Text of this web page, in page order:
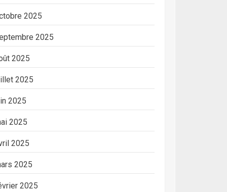
2025
2025
2025
2025
2025
2025
2025
2025
2025